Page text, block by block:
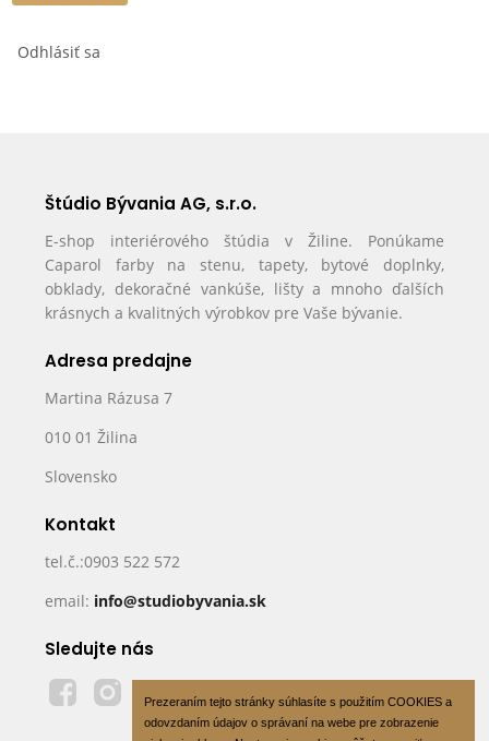
Prezeraním tejto stránky súhlasíte s použitím COOKIES a
odovzdaním údajov o správaní na webe pre zobrazenie
Odhlásiť sa
Štúdio Bývania AG, s.r.o.
E-shop interiérového štúdia v Žiline. Ponúkame
Caparol farby na stenu, tapety, bytové doplnky,
obklady, dekoračné vankúše, lišty a mnoho ďalších
krásnych a kvalitných výrobkov pre Vaše bývanie.
Adresa predajne
Martina Rázusa 7
010 01 Žilina
Slovensko
Kontakt
tel.č.:0903 522 572
email: info@studiobyvania.sk
Sledujte nás